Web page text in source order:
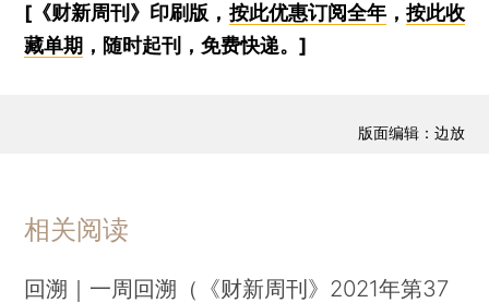
[《财新周刊》印刷版， 按此优惠订阅全年， 按此收
藏单期 ，随时起刊，免费快递。]
版面编辑：边放
相关阅读
回溯｜一周回溯（《财新周刊》2021年第37